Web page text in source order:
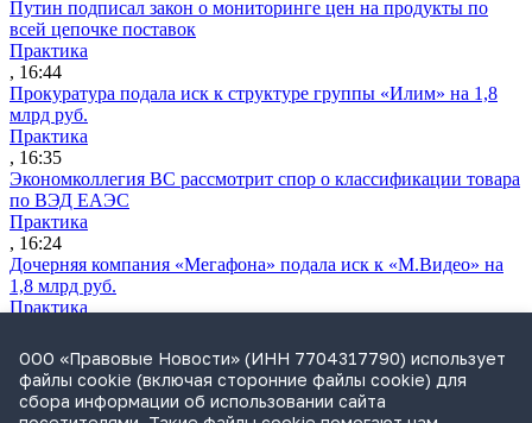
Путин подписал закон о мониторинге цен на продукты по
всей цепочке поставок
Практика
, 16:44
Прокуратура подала иск к структуре группы «Илим» на 1,8
млрд руб.
Практика
, 16:35
Экономколлегия ВС рассмотрит спор о классификации товара
по ВЭД ЕАЭС
Практика
, 16:24
Дочерняя компания «Мегафона» подала иск к «М.Видео» на
1,8 млрд руб.
Практика
СИП проверит отмену патента на систему управления
устройствами после возражений «Яндекса»
Практика
, 15:17
ООО «Правовые Новости» (ИНН 7704317790) использует
файлы cookie (включая сторонние файлы cookie) для
сбора информации об использовании сайта